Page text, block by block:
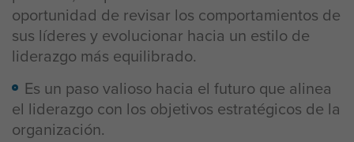
oportunidad de revisar los comportamientos de
sus líderes y evolucionar hacia un estilo de
liderazgo más equilibrado.
Es un paso valioso hacia el futuro que alinea
el liderazgo con los objetivos estratégicos de la
organización.